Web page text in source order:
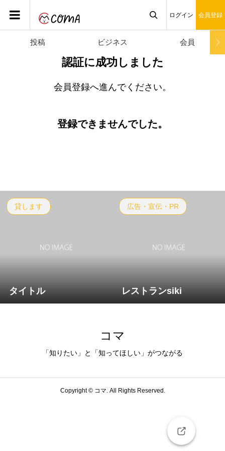
ログイン 会員登録
投稿 ビジネス 会員
認証に成功しました
会員登録へ進んでください。
登録できませんでした。
貸します
タイトル
広告・宣伝・PR
レストランsiki
コマ
「知りたい」と「知ってほしい」がつながる
Copyright ©コマ. All Rights Reserved.